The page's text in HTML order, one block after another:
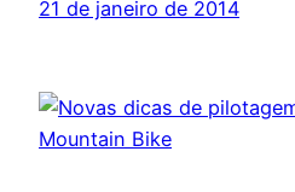
21 de janeiro de 2014